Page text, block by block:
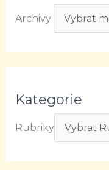
Archivy
Kategorie
Rubriky